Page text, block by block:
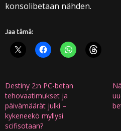
konsolibetaan nähden.
Jaa tämä:
Destiny 2:n PC-betan
tehovaatimukset ja
päivämäärät julki –
kykeneekö myllysi
scifisotaan?